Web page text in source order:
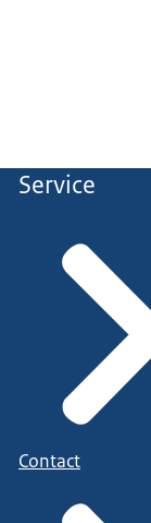
Service
Contact